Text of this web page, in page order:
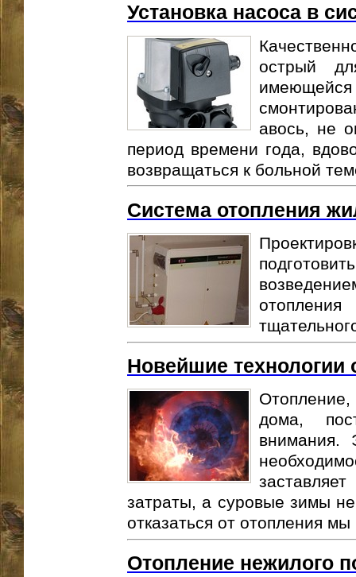
Установка насоса в
острый
авось, не
период времени года,
возвращаться к больной
Система отопления
Новейшие технологии
дома,
затраты, а суровые зимы
отказаться от отопления
Отопление нежилого